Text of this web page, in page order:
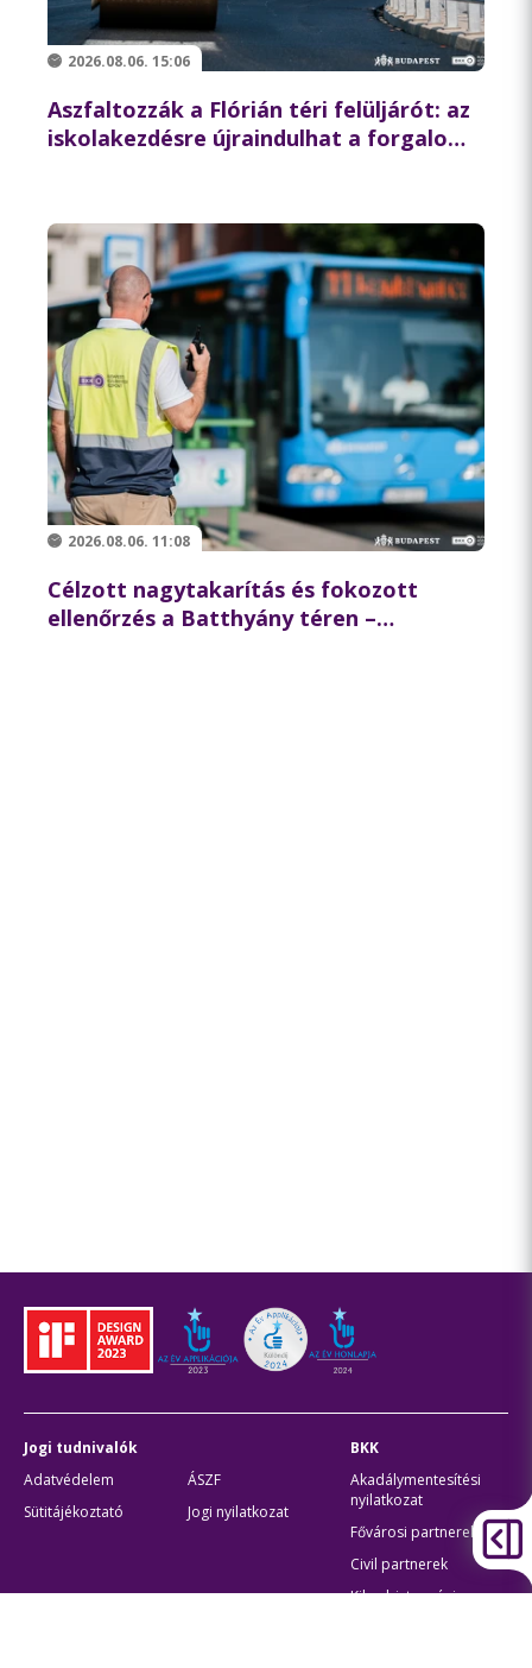
2026.08.06. 15:06
Aszfaltozzák a Flórián téri felüljárót: az
iskolakezdésre újraindulhat a forgalom
2026.08.06. 11:08
Célzott nagytakarítás és fokozott
ellenőrzés a Batthyány téren –
Jogi tudnivalók
Adatvédelem
ÁSZF
Sütitájékoztató
Jogi nyilatkozat
BKK
Akadálymentesítési
nyilatkozat
Fővárosi partnerek
Civil partnerek
Kiberbiztonsági